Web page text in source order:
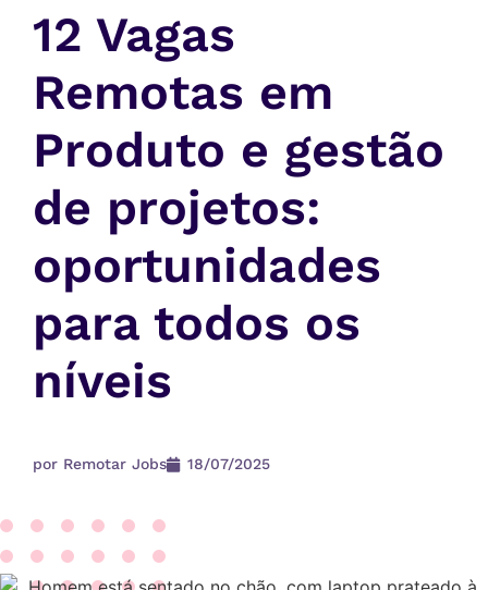
12 Vagas
Remotas em
Produto e gestão
de projetos:
oportunidades
para todos os
níveis
por Remotar Jobs 18/07/2025